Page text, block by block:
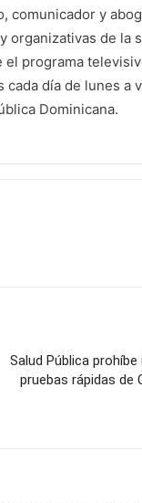
comunicador y
organizativas de la
programa
cada día de lunes a
Dominicana.
Salud Pública
pruebas rápidas de